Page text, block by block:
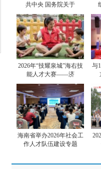
共中央 国务院关于
2026年“技耀泉城”海右技
能人才大赛——济
与
海南省举办2026年社会工
作人才队伍建设专题